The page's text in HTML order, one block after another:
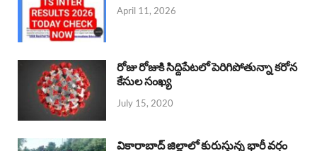
April 11, 2026
రోజు రోజుకి సిద్దిపేటలో పెరిగిపోతున్నా కరోన
కేసుల సంఖ్య
July 15, 2020
వికారాబాద్ జిల్లాలో కురుస్తున్న భారీ వర్షం